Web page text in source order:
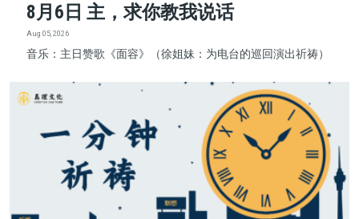
8月6日 主，求你教我说话
Aug 05, 2026
音乐：主日赞歌《面容》（徐姐妹：为电台的巡回演出祈祷）